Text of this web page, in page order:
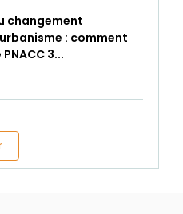
changement
: comment
3...